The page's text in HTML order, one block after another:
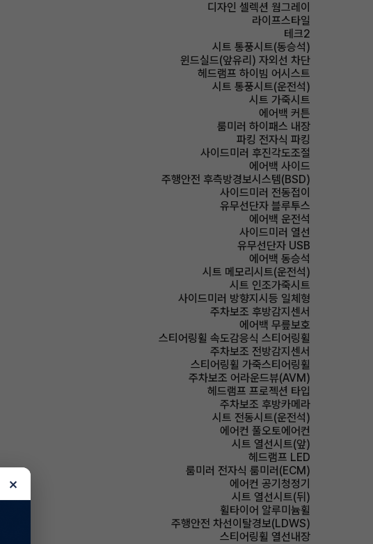
디자인 셀렉션 웜그레이
라이프스타일
테크2
시트 통풍시트(동승석)
윈드실드(앞유리) 자외선 차단
헤드램프 하이빔 어시스트
시트 통풍시트(운전석)
시트 가죽시트
에어백 커튼
룸미러 하이패스 내장
파킹 전자식 파킹
사이드미러 후진각도조절
에어백 사이드
주행안전 후측방경보시스템(BSD)
사이드미러 전동접이
유무선단자 블루투스
에어백 운전석
사이드미러 열선
유무선단자 USB
에어백 동승석
시트 메모리시트(운전석)
시트 인조가죽시트
사이드미러 방향지시등 일체형
주차보조 후방감지센서
에어백 무릎보호
스티어링휠 속도감응식 스티어링휠
주차보조 전방감지센서
스티어링휠 가죽스티어링휠
주차보조 어라운드뷰(AVM)
헤드램프 프로젝션 타입
주차보조 후방카메라
시트 전동시트(운전석)
에어컨 풀오토에어컨
시트 열선시트(앞)
헤드램프 LED
룸미러 전자식 룸미러(ECM)
에어컨 공기청정기
시트 열선시트(뒤)
휠타이어 알루미늄휠
주행안전 차선이탈경보(LDWS)
스티어링휠 열선내장
×